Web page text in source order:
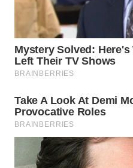
WN
NIAS
WN
LANGKAT
WN
TAPANULI
SELATAN